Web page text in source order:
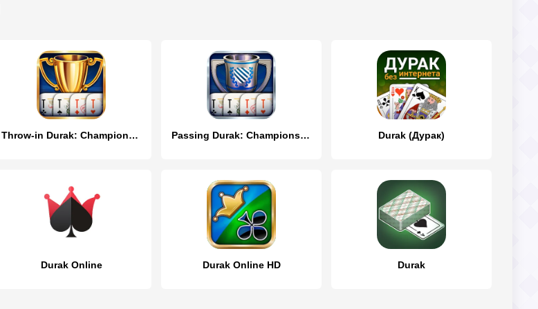
Throw-in Durak: Championship Passing Durak: Championship Durak (Дурак)
Durak Online Durak Online HD Durak